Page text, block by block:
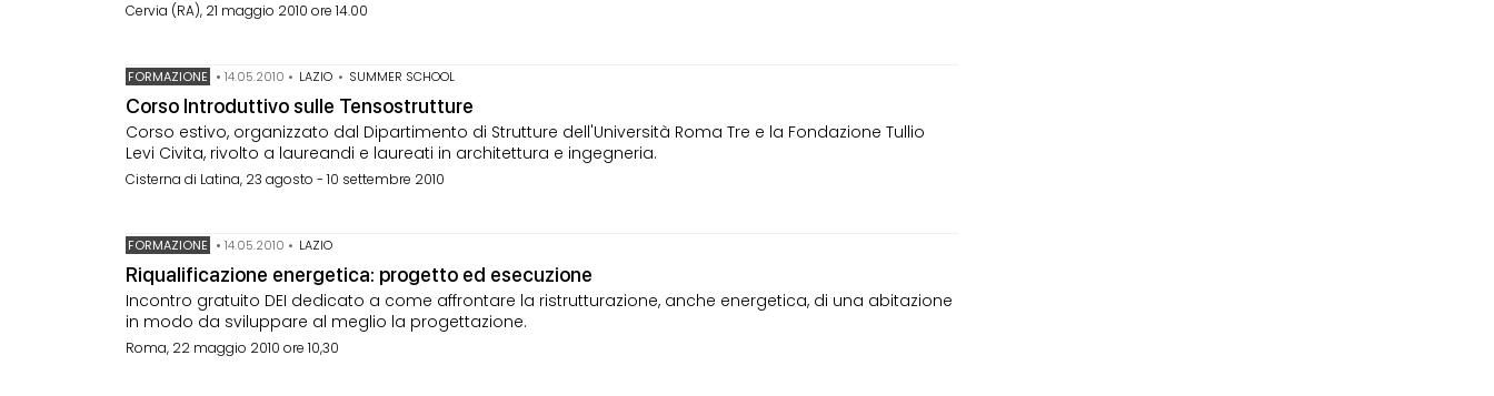
Cervia (RA), 21 maggio 2010 ore 14.00
FORMAZIONE •14.05.2010 • LAZIO • SUMMER SCHOOL
Corso Introduttivo sulle Tensostrutture
Corso estivo, organizzato dal Dipartimento di Strutture dell'Università Roma Tre e la Fondazione Tullio
Levi Civita, rivolto a laureandi e laureati in architettura e ingegneria.
Cisterna di Latina, 23 agosto - 10 settembre 2010
FORMAZIONE •14.05.2010 • LAZIO
Riqualificazione energetica: progetto ed esecuzione
Incontro gratuito DEI dedicato a come affrontare la ristrutturazione, anche energetica, di una abitazione
in modo da sviluppare al meglio la progettazione.
Roma, 22 maggio 2010 ore 10,30